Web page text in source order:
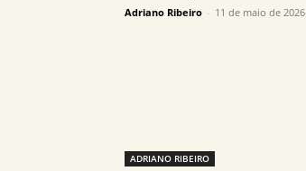
Adriano Ribeiro - 11 de maio de 2026
ADRIANO RIBEIRO